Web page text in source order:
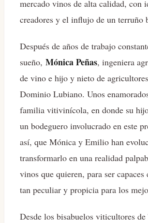
mercado vinos de alta calidad, con
creadores y el influjo de un terruño
Después de años de trabajo
sueño, Mónica Peñas, ingeniera
de vino e hijo y nieto de
Dominio Lubiano. Unos
familia vitivinícola, en donde su
un bodeguero involucrado en este
así, que Mónica y Emilio han
transformarlo en una realidad
vinos que quieren, para ser
tan peculiar y propicia para los
Desde los bisabuelos viticultores